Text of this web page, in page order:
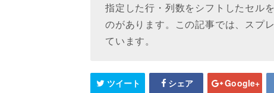
指定した行・列数をシフトしたセル
のがあります。この記事では、スプ
ています。
ツイート シェア Google+